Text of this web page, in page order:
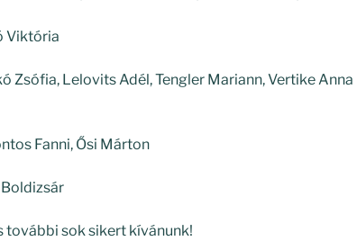
Viktória
Zsófia, Lelovits Adél, Tengler Mariann, Vertike Anna
Fanni, Ősi Márton
Boldizsár
további sok sikert kívánunk!